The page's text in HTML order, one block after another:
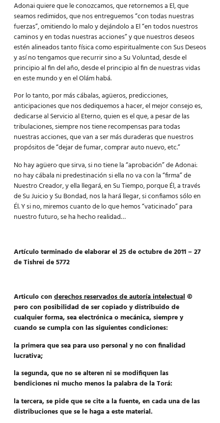
Adonai quiere que le conozcamos, que retornemos a El, que
seamos redimidos, que nos entreguemos “con todas nuestras
fuerzas”, omitiendo lo malo y dejándolo a El “en todos nuestros
caminos y en todas nuestras acciones” y que nuestros deseos
estén alineados tanto física como espiritualmente con Sus Deseos
y así no tengamos que recurrir sino a Su Voluntad, desde el
principio al fin del año, desde el principio al fin de nuestras vidas
en este mundo y en el Olám habá.
Por lo tanto, por más cábalas, agüeros, predicciones,
anticipaciones que nos dediquemos a hacer, el mejor consejo es,
dedicarse al Servicio al Eterno, quien es el que, a pesar de las
tribulaciones, siempre nos tiene recompensas para todas
nuestras acciones, que van a ser más duraderas que nuestros
propósitos de “dejar de fumar, comprar auto nuevo, etc.”
No hay agüero que sirva, si no tiene la “aprobación” de Adonai:
no hay cábala ni predestinación si ella no va con la “firma” de
Nuestro Creador, y ella llegará, en Su Tiempo, porque Él, a través
de Su Juicio y Su Bondad, nos la hará llegar, si confiamos sólo en
Él. Y si no, miremos cuanto de lo que hemos “vaticinado” para
nuestro futuro, se ha hecho realidad…
Artículo terminado de elaborar el 25 de octubre de 2011 – 27
de Tishrei de 5772
Articulo conderechos reservados de autoría intelectual©
pero con posibilidad de ser copiado y distribuido de
cualquier forma, sea electrónica o mecánica, siempre y
cuando se cumpla con las siguientes condiciones:
la primera que sea para uso personal y no con finalidad
lucrativa;
la segunda, que no se alteren ni se modifiquen las
bendiciones ni mucho menos la palabra de la Torá:
la tercera, se pide que se cite a la fuente, en cada una de las
distribuciones que se le haga a este material.